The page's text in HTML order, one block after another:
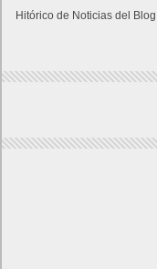
Hitórico de Noticias del Blog